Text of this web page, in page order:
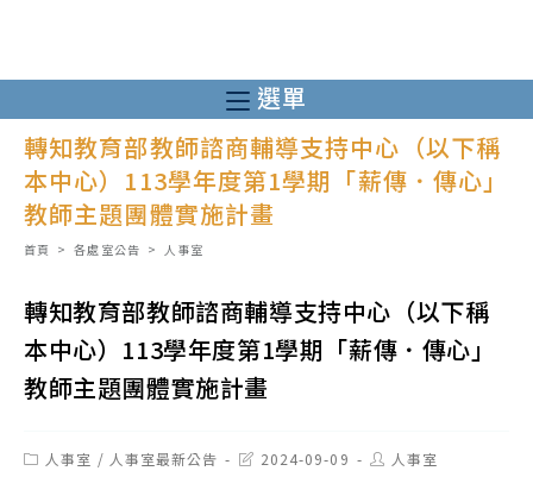
至
主
要
容
選單
轉知教育部教師諮商輔導支持中心（以下稱
本中心）113學年度第1學期「薪傳．傳心」
教師主題團體實施計畫
首頁 > 各處室公告 > 人事室
轉知教育部教師諮商輔導支持中心（以下稱
本中心）113學年度第1學期「薪傳．傳心」
教師主題團體實施計畫
Post人事室 / 人事室最新公告
Post2024-09-09
Post人事室